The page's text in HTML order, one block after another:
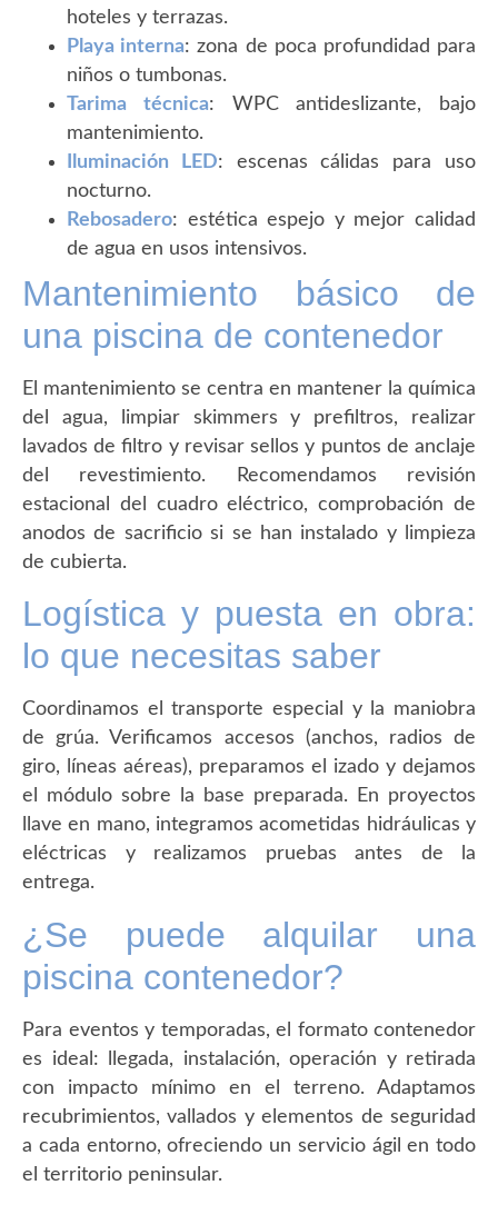
hoteles y terrazas.
Playa interna: zona de poca profundidad para
niños o tumbonas.
Tarima técnica: WPC antideslizante, bajo
mantenimiento.
Iluminación LED: escenas cálidas para uso
nocturno.
Rebosadero: estética espejo y mejor calidad
de agua en usos intensivos.
Mantenimiento básico de
una piscina de contenedor
El mantenimiento se centra en mantener la química
del agua, limpiar skimmers y prefiltros, realizar
lavados de filtro y revisar sellos y puntos de anclaje
del revestimiento. Recomendamos revisión
estacional del cuadro eléctrico, comprobación de
anodos de sacrificio si se han instalado y limpieza
de cubierta.
Logística y puesta en obra:
lo que necesitas saber
Coordinamos el transporte especial y la maniobra
de grúa. Verificamos accesos (anchos, radios de
giro, líneas aéreas), preparamos el izado y dejamos
el módulo sobre la base preparada. En proyectos
llave en mano, integramos acometidas hidráulicas y
eléctricas y realizamos pruebas antes de la
entrega.
¿Se puede alquilar una
piscina contenedor?
Para eventos y temporadas, el formato contenedor
es ideal: llegada, instalación, operación y retirada
con impacto mínimo en el terreno. Adaptamos
recubrimientos, vallados y elementos de seguridad
a cada entorno, ofreciendo un servicio ágil en todo
el territorio peninsular.